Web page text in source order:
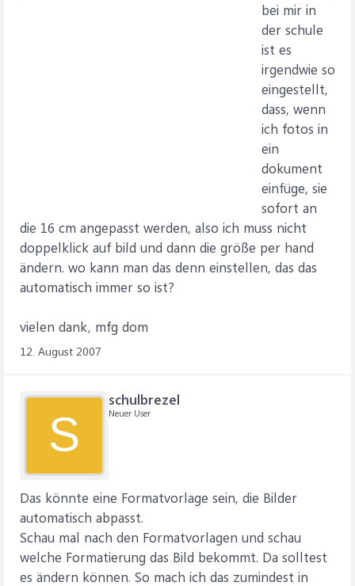
bei mir in
der schule
ist es
irgendwie so
eingestellt,
dass, wenn
ich fotos in
ein
dokument
einfüge, sie
sofort an
die 16 cm angepasst werden, also ich muss nicht
doppelklick auf bild und dann die größe per hand
ändern. wo kann man das denn einstellen, das das
automatisch immer so ist?
vielen dank, mfg dom
12. August 2007
S
schulbrezel
Neuer User
Das könnte eine Formatvorlage sein, die Bilder
automatisch abpasst.
Schau mal nach den Formatvorlagen und schau
welche Formatierung das Bild bekommt. Da solltest
es ändern können. So mach ich das zumindest in